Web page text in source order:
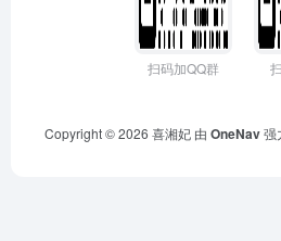
扫码加QQ群
Copyright © 2026 喜湘妃 由 OneNav强